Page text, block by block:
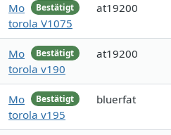
Bestätigt
Mo
torola V1075
at19200
Bestätigt
Mo
torola v190
at19200
Bestätigt
Mo
torola v195
bluerfat